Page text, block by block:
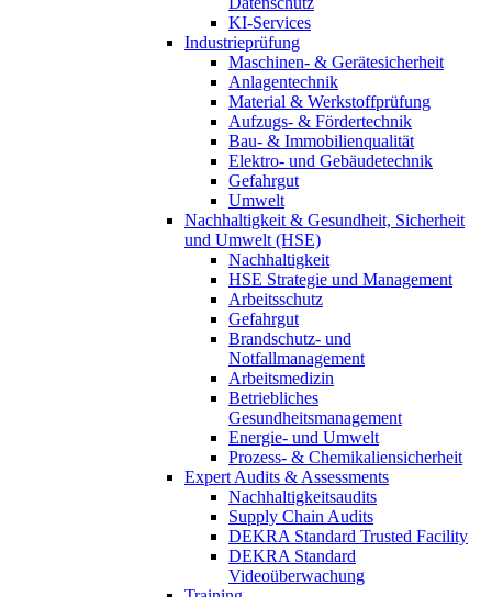
KI-Services
Industrieprüfung
Maschinen- & Gerätesicherheit
Anlagentechnik
Material & Werkstoffprüfung
Aufzugs- & Fördertechnik
Bau- & Immobilienqualität
Elektro- und Gebäudetechnik
Gefahrgut
Umwelt
Nachhaltigkeit & Gesundheit, Sicherheit
und Umwelt (HSE)
Nachhaltigkeit
HSE Strategie und Management
Arbeitsschutz
Gefahrgut
Brandschutz- und
Notfallmanagement
Arbeitsmedizin
Betriebliches
Gesundheitsmanagement
Energie- und Umwelt
Prozess- & Chemikaliensicherheit
Expert Audits & Assessments
Nachhaltigkeitsaudits
Supply Chain Audits
DEKRA Standard Trusted Facility
DEKRA Standard
Videoüberwachung